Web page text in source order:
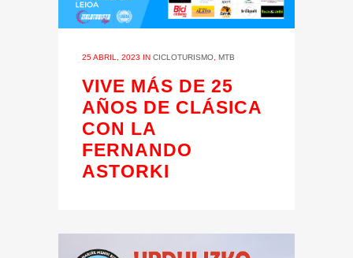
25 ABRIL, 2023 IN CICLOTURISMO, MTB
VIVE MÁS DE 25
AÑOS DE CLÁSICA
CON LA
FERNANDO
ASTORKI